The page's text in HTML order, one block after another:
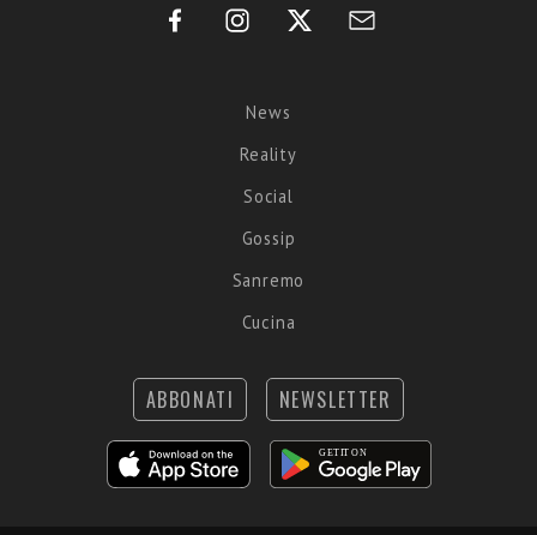
News
Reality
Social
Gossip
Sanremo
Cucina
ABBONATI NEWSLETTER